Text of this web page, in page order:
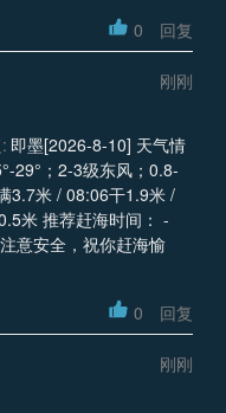
0 回复
刚刚
即墨[2026-8-10] 天气情
29°；2-3级东风；0.8-
3.7米 / 08:06干1.9米 /
米 推荐赶海时间： -
意安全，祝你赶海愉
0 回复
刚刚